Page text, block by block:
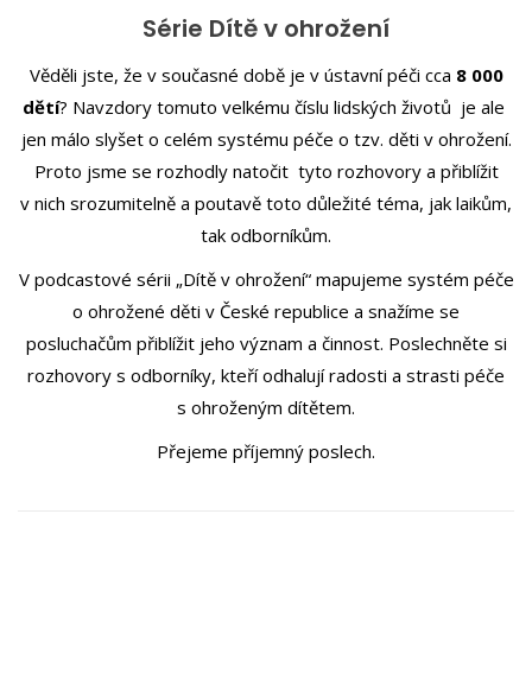
Série Dítě v ohrožení
Věděli jste, že v současné době je v ústavní péči cca 8 000
dětí? Navzdory tomuto velkému číslu lidských životů je ale
jen málo slyšet o celém systému péče o tzv. děti v ohrožení.
Proto jsme se rozhodly natočit tyto rozhovory a přiblížit
v nich srozumitelně a poutavě toto důležité téma, jak laikům,
tak odborníkům.
V podcastové sérii „Dítě v ohrožení“ mapujeme systém péče
o ohrožené děti v České republice a snažíme se
posluchačům přiblížit jeho význam a činnost. Poslechněte si
rozhovory s odborníky, kteří odhalují radosti a strasti péče
s ohroženým dítětem.
Přejeme příjemný poslech.